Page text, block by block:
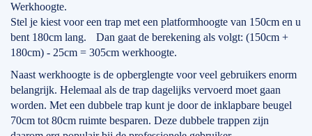
Werkhoogte.
Stel je kiest voor een trap met een platformhoogte van 150cm en u
bent 180cm lang. Dan gaat de berekening als volgt: (150cm +
180cm) - 25cm = 305cm werkhoogte.
Naast werkhoogte is de opberglengte voor veel gebruikers enorm
belangrijk. Helemaal als de trap dagelijks vervoerd moet gaan
worden. Met een dubbele trap kunt je door de inklapbare beugel
70cm tot 80cm ruimte besparen. Deze dubbele trappen zijn